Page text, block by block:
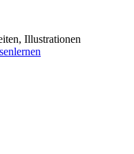
Illustrationen